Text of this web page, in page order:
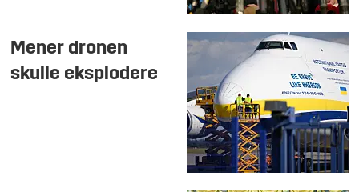
Mener dronen
skulle eksplodere